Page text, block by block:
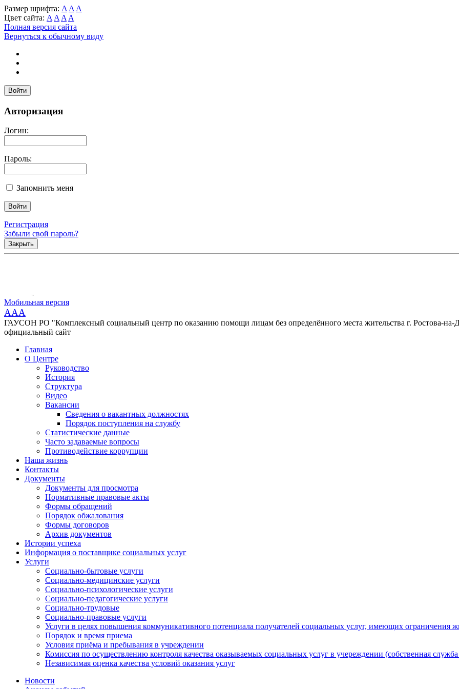
Размер шрифта: A A A
Цвет сайта: A A A A
Полная версия сайта
Вернуться к обычному виду
Войти
Авторизация
Логин:
Пароль:
Запомнить меня
Регистрация
Забыли свой пароль?
Закрыть
Мобильная версия
AAA
ГАУСОН РО "Комплексный социальный центр по оказанию помощи лицам без определённого места жительства г. Ростова-на-
официальный сайт
Главная
О Центре
Руководство
История
Структура
Видео
Вакансии
Сведения о вакантных должностях
Порядок поступления на службу
Статистические данные
Часто задаваемые вопросы
Противодействие коррупции
Наша жизнь
Контакты
Документы
Документы для просмотра
Нормативные правовые акты
Формы обращений
Порядок обжалования
Формы договоров
Архив документов
Истории успеха
Информация о поставщике социальных услуг
Услуги
Социально-бытовые услуги
Социально-медицинские услуги
Социально-психологические услуги
Социально-педагогические услуги
Социально-трудовые
Социально-правовые услуги
Услуги в целях повышения коммуникативного потенциала получателей социальных услуг, имеющих ограничения
Порядок и время приема
Условия приёма и пребывания в учреждении
Комиссия по осуществлению контроля качества оказываемых социальных услуг в учереждении (собственная
Независимая оценка качества условий оказания услуг
Новости